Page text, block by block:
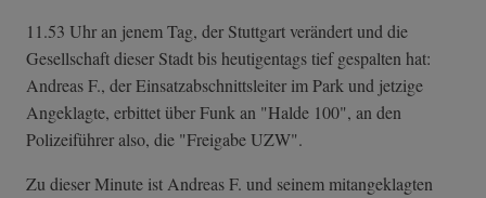
11.53 Uhr an jenem Tag, der Stuttgart verändert und die
Gesellschaft dieser Stadt bis heutigentags tief gespalten hat:
Andreas F., der Einsatzabschnittsleiter im Park und jetzige
Angeklagte, erbittet über Funk an "Halde 100", an den
Polizeiführer also, die "Freigabe UZW".
Zu dieser Minute ist Andreas F. und seinem mitangeklagten